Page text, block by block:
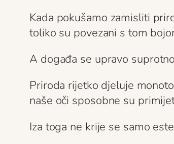
Kada pokušamo zamisliti
toliko su povezani s tom
A događa se upravo
Priroda rijetko djeluje
naše oči sposobne su
Iza toga ne krije se samo